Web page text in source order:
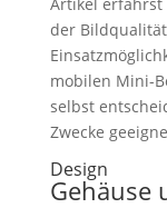
der
mobilen Mini-
selbst
Zwecke
Design
Gehäuse